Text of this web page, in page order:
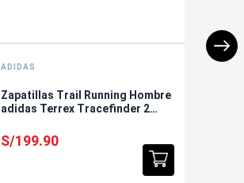
ADIDAS
Zapatillas Trail Running Hombre
adidas Terrex Tracefinder 2
S/199.90